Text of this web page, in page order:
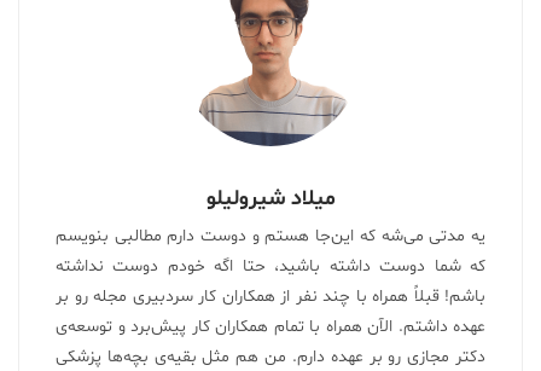
میلاد شیرولیلو
یه مدتی می‌شه که این‌جا هستم و دوست دارم مطالبی بنویسم
که شما دوست داشته باشید، حتا اگه خودم دوست نداشته
باشم! قبلاً همراه با چند نفر از همکاران کار سردبیری مجله رو بر
عهده داشتم. الآن همراه با تمام همکاران کار پیش‌برد و توسعه‌ی
دکتر مجازی رو بر عهده دارم. من هم مثل بقیه‌ی بچه‌ها پزشکی